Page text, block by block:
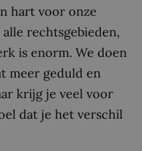
hart voor onze
rechtsgebieden,
is enorm. We doen
meer geduld en
krijg je veel voor
dat je het verschil